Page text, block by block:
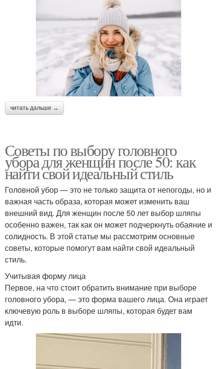
читать дальше →
Советы по выбору головного
убора для женщин после 50: как
найти свой идеальный стиль
Головной убор — это не только защита от непогоды, но и
важная часть образа, которая может изменить ваш
внешний вид. Для женщин после 50 лет выбор шляпы
особенно важен, так как он может подчеркнуть обаяние и
солидность. В этой статье мы рассмотрим основные
советы, которые помогут вам найти свой идеальный
стиль.
Учитывая форму лица
Первое, на что стоит обратить внимание при выборе
головного убора, — это форма вашего лица. Она играет
ключевую роль в выборе шляпы, которая будет вам
идти.